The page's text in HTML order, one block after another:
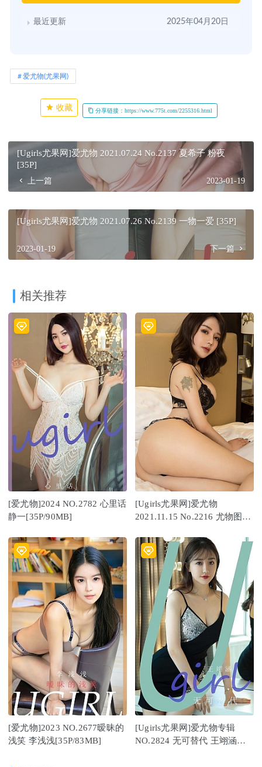
最近更新 2025年04月20日
爱尤物(尤果网)
收藏 分享链接：https://www.775t.com/2255316.html
[Ugirls尤果网]爱尤物 2021.07.24 No.2137 夏希子 粉夜
[35P]
上一篇 2023-01-19
[Ugirls尤果网]爱尤物 2021.07.26 No.2139 一物一爱 [35P]
2023-01-19 下一篇
相关推荐
[爱尤物]2024 NO.2782 心里话
静一[35P/90MB]
[Ugirls尤果网]爱尤物
2021.11.15 No.2216 尤物图册
[爱尤物]2023 NO.2677暧昧的
浅笑 李浅浅[35P/83MB]
[Ugirls尤果网]爱尤物专辑
NO.2824 无可替代 王翊涵